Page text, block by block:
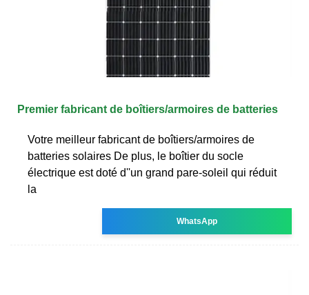
Premier fabricant de boîtiers/armoires de batteries
Votre meilleur fabricant de boîtiers/armoires de
batteries solaires De plus, le boîtier du socle
électrique est doté d''un grand pare-soleil qui réduit
la
WhatsApp